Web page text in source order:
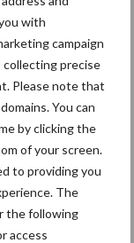
with
campaign
collecting precise
Please note that
You can
by clicking the
of your screen.
to providing you
The
the following
access
binnen dit project
als voor de
jaar blijven we
zijn en
ernaar de
zegt De Haan.
heel gezellig
&